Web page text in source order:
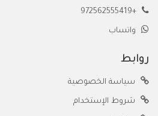
+972562555419
واتساب
روابط
سياسة الخصوصية
شروط الإستخدام